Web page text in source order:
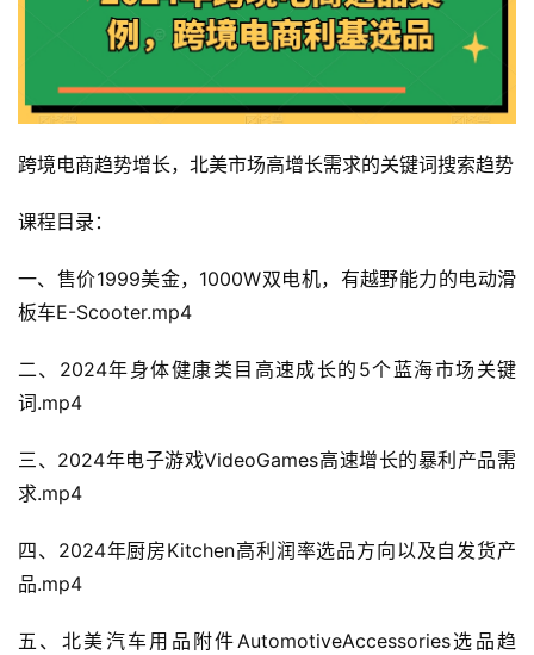
跨境电商趋势增长，北美市场高增长需求的关键词搜索趋势
课程目录：
一、售价1999美金，1000W双电机，有越野能力的电动滑
板车E-Scooter.mp4
二、2024年身体健康类目高速成长的5个蓝海市场关键
词.mp4
三、2024年电子游戏VideoGames高速增长的暴利产品需
求.mp4
四、2024年厨房Kitchen高利润率选品方向以及自发货产
品.mp4
五、北美汽车用品附件AutomotiveAccessories选品趋